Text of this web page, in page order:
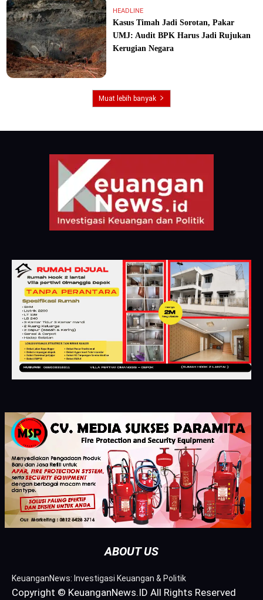
HEADLINE
Kasus Timah Jadi Sorotan, Pakar
UMJ: Audit BPK Harus Jadi Rujukan
Kerugian Negara
Muat lebih banyak
ABOUT US
KeuanganNews: Investigasi Keuangan & Politik
Copyright © KeuanganNews.ID All Rights Reserved